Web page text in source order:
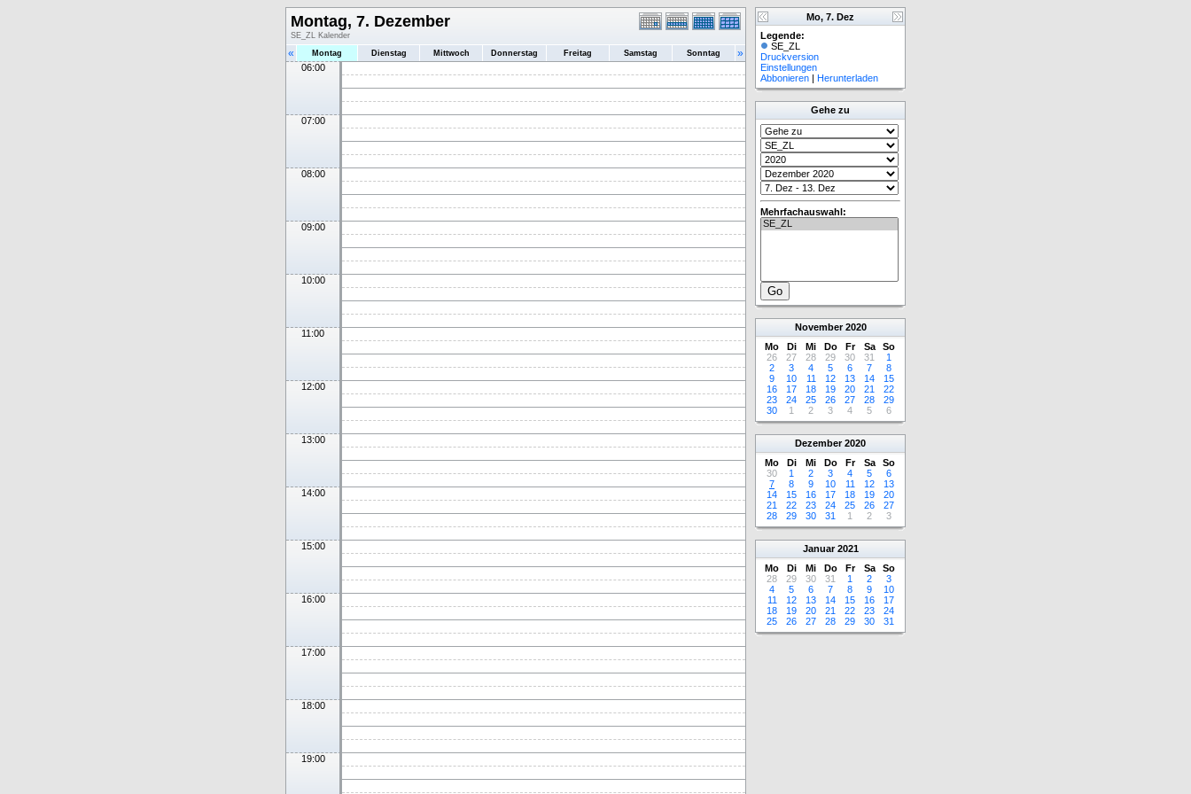
Montag, 7. Dezember
SE_ZL Kalender
« Montag Dienstag Mittwoch Donnerstag Freitag Samstag Sonntag »
06:00
07:00
08:00
09:00
10:00
11:00
12:00
13:00
14:00
15:00
16:00
17:00
18:00
19:00
Mo, 7. Dez
Legende:
SE_ZL
Druckversion
Einstellungen
Abbonieren | Herunterladen
Gehe zu
Mehrfachauswahl:
November 2020
Mo
Di Mi Do Fr Sa
So
26
27 28 29 30 31
1
2
3 4 5 6 7
8
9
10 11 12 13 14
15
16
17 18 19 20 21
22
23
24 25 26 27 28
29
30
1 2 3 4 5 6
Dezember 2020
Mo
Di Mi Do Fr Sa
So
30
1 2 3 4 5
6
7
8 9 10 11 12
13
14
15 16 17 18 19
20
21
22 23 24 25 26
27
28
29 30 31 1 2 3
Januar 2021
Mo
Di Mi Do Fr Sa
So
28
29 30 31 1 2
3
4
5 6 7 8 9
10
11
12 13 14 15 16
17
18
19 20 21 22 23
24
25
26 27 28 29 30 31